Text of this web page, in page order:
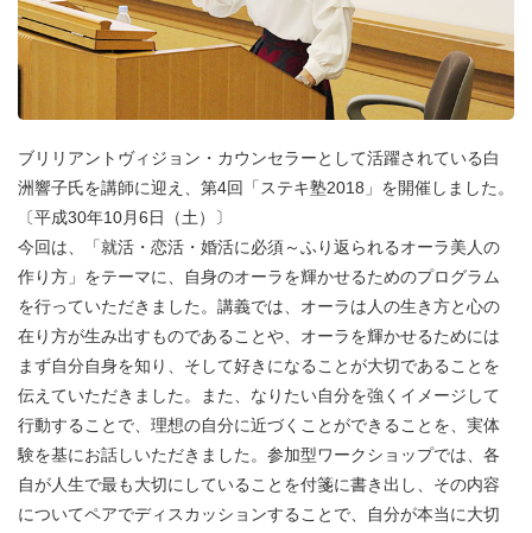
ブリリアントヴィジョン・カウンセラーとして活躍されている白
洲響子氏を講師に迎え、第4回「ステキ塾2018」を開催しました。
〔平成30年10月6日（土）〕
今回は、「就活・恋活・婚活に必須～ふり返られるオーラ美人の
作り方」をテーマに、自身のオーラを輝かせるためのプログラム
を行っていただきました。講義では、オーラは人の生き方と心の
在り方が生み出すものであることや、オーラを輝かせるためには
まず自分自身を知り、そして好きになることが大切であることを
伝えていただきました。また、なりたい自分を強くイメージして
行動することで、理想の自分に近づくことができることを、実体
験を基にお話しいただきました。参加型ワークショップでは、各
自が人生で最も大切にしていることを付箋に書き出し、その内容
についてペアでディスカッションすることで、自分が本当に大切